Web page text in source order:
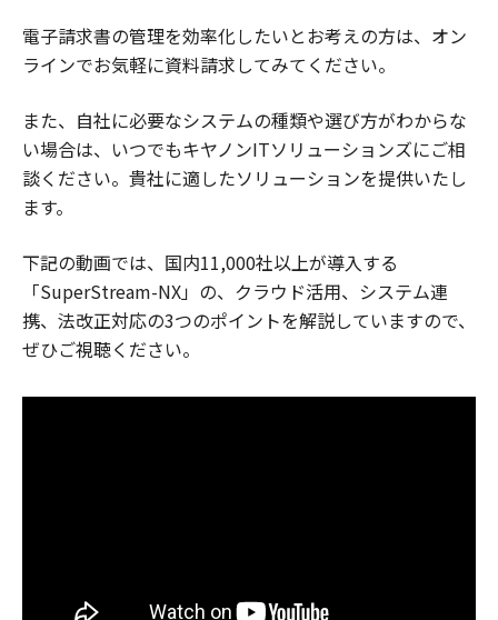
電子請求書の管理を効率化したいとお考えの方は、オン
ラインでお気軽に資料請求してみてください。
また、自社に必要なシステムの種類や選び方がわからな
い場合は、いつでもキヤノンITソリューションズにご相
談ください。貴社に適したソリューションを提供いたし
ます。
下記の動画では、国内11,000社以上が導入する
「SuperStream-NX」の、クラウド活用、システム連
携、法改正対応の3つのポイントを解説していますので、
ぜひご視聴ください。